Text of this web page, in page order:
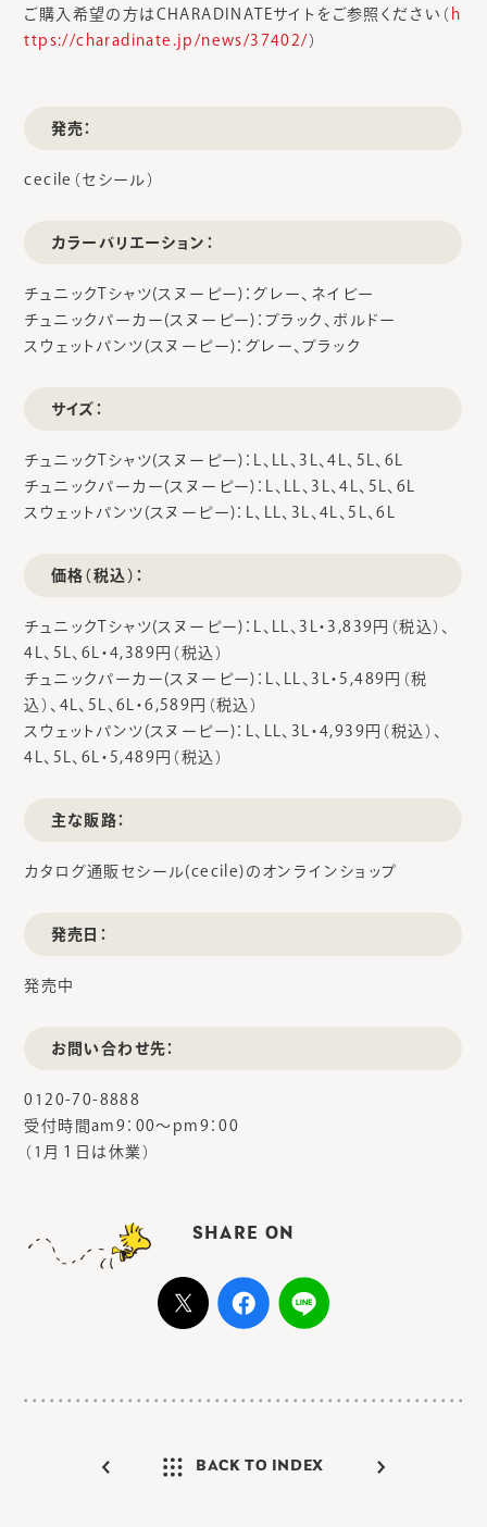
ご購入希望の方はCHARADINATEサイトをご参照ください（ h
ttps://charadinate.jp/news/37402/ ）
発売：
cecile（セシール）
カラーバリエーション：
チュニックTシャツ(スヌーピー)：グレー、ネイビー
チュニックパーカー(スヌーピー)：ブラック、ボルドー
スウェットパンツ(スヌーピー)：グレー、ブラック
サイズ：
チュニックTシャツ(スヌーピー)：L、LL、3L、4L、5L、6L
チュニックパーカー(スヌーピー)：L、LL、3L、4L、5L、6L
スウェットパンツ(スヌーピー)：L、LL、3L、4L、5L、6L
価格（税込）：
チュニックTシャツ(スヌーピー)：L、LL、3L・3,839円（税込）、
4L、5L、6L・4,389円（税込）
チュニックパーカー(スヌーピー)：L、LL、3L・5,489円（税
込）、4L、5L、6L・6,589円（税込）
スウェットパンツ(スヌーピー)：L、LL、3L・4,939円（税込）、
4L、5L、6L・5,489円（税込）
主な販路：
カタログ通販セシール(cecile)のオンラインショップ
発売日：
発売中
お問い合わせ先：
0120-70-8888
受付時間am9：00～pm9：00
（1月１日は休業）
SHARE ON
BACK TO INDEX